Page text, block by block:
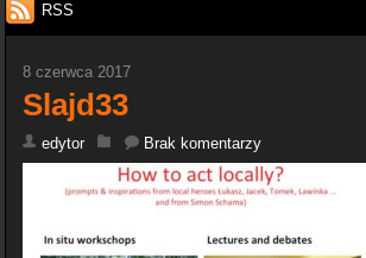
RSS
8 czerwca 2017
Slajd33
edytor Brak komentarzy